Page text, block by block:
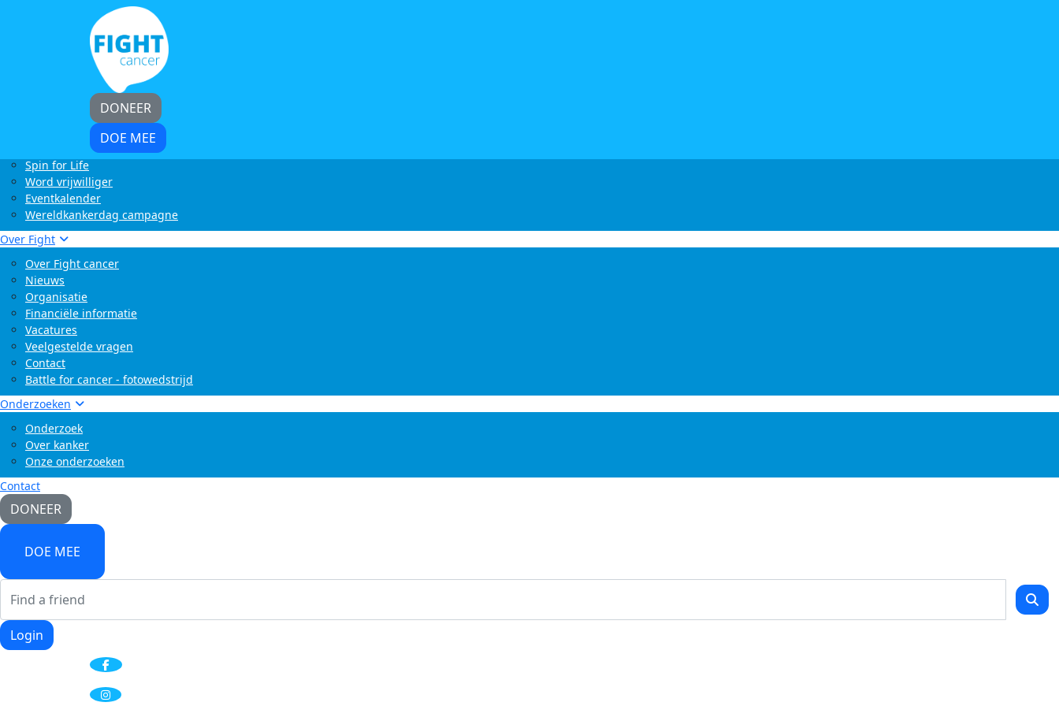
Start zelf een actie
Light at Night Walk
Rollercoaster Run
Swim to Fight Cancer
Buffelrun X Fight cancer
Tocht om de Noord
Spin for Life
Word vrijwilliger
Eventkalender
Wereldkankerdag campagne
Over Fight
Over Fight cancer
Nieuws
Organisatie
Financiële informatie
Vacatures
Veelgestelde vragen
Contact
Battle for cancer - fotowedstrijd
Onderzoeken
Onderzoek
Over kanker
Onze onderzoeken
Contact
DONEER
DOE MEE
Login
DONEER
DOE MEE